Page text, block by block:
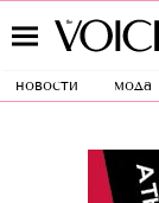
новости мода